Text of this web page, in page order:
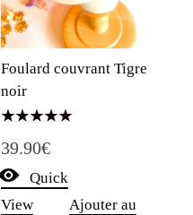
Foulard couvrant Tigre
noir
5.00
sur 5
39.90€
Quick
View
Ajouter au